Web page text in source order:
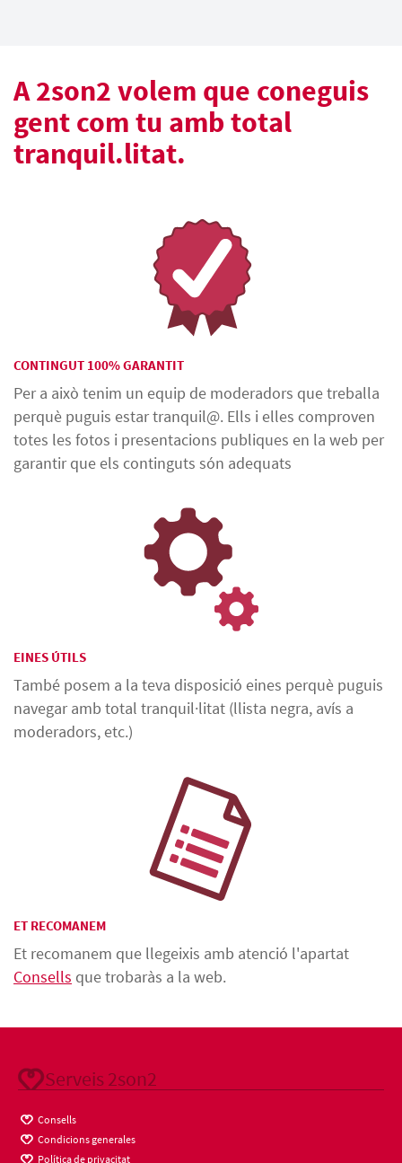
A 2son2 volem que coneguis
gent com tu amb total
tranquil.litat.
CONTINGUT 100% GARANTIT
Per a això tenim un equip de moderadors que treballa
perquè puguis estar tranquil@. Ells i elles comproven
totes les fotos i presentacions publiques en la web per
garantir que els continguts són adequats
EINES ÚTILS
També posem a la teva disposició eines perquè puguis
navegar amb total tranquil·litat (llista negra, avís a
moderadors, etc.)
ET RECOMANEM
Et recomanem que llegeixis amb atenció l'apartat
Consells que trobaràs a la web.
Serveis 2son2
Consells
Condicions generales
Política de privacitat